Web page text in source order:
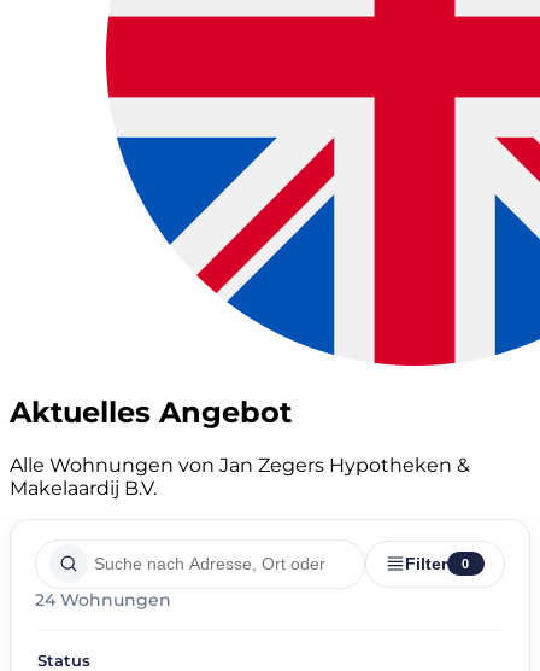
Aktuelles Angebot
Alle Wohnungen von Jan Zegers Hypotheken &
Makelaardij B.V.
Filter 0
24 Wohnungen
Status